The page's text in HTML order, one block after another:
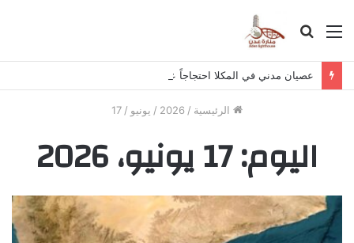
القائمة بحث
الرئيسية /
2026
/ يونيو /
17
اليوم:17 يونيو، 2026